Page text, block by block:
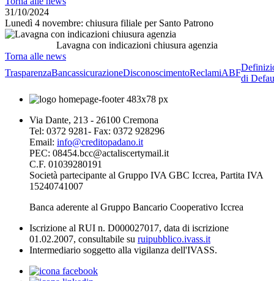
31/10/2024
Lunedì 4 novembre: chiusura filiale per Santo Patrono
Lavagna con indicazioni chiusura agenzia
Torna alle news
TrasparenzaBancassicurazioneDisconoscimentoReclamiABF
di
Via Dante, 213 - 26100 Cremona
Tel: 0372 9281- Fax: 0372 928296
Email: info@creditopadano.it
PEC: 08454.bcc@actaliscertymail.it
C.F. 01039280191
Società partecipante al Gruppo IVA GBC Iccrea, Partita IVA
15240741007
Banca aderente al Gruppo Bancario Cooperativo Iccrea
Iscrizione al RUI n. D000027017, data di iscrizione
01.02.2007, consultabile su ruipubblico.ivass.it
Intermediario soggetto alla vigilanza dell'IVASS.